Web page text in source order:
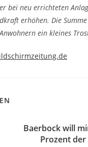
bei neu errichteten
erhöhen. Die
ein kleines
Baerbock will
Prozent der